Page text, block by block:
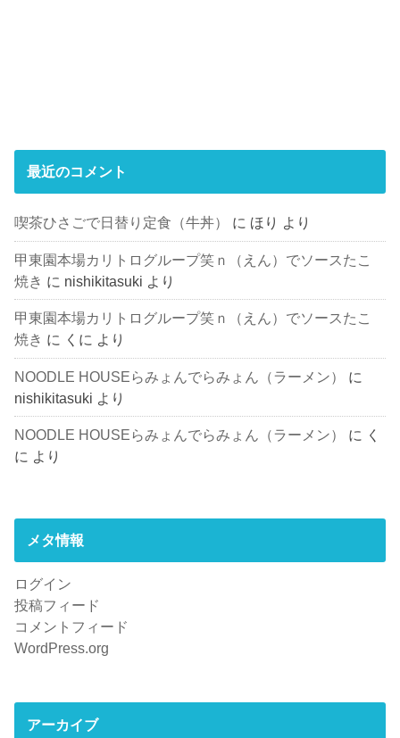
最近のコメント
喫茶ひさごで日替り定食（牛丼） に ほり より
甲東園本場カリトログループ笑ｎ（えん）でソースたこ
焼き に nishikitasuki より
甲東園本場カリトログループ笑ｎ（えん）でソースたこ
焼き に くに より
NOODLE HOUSEらみょんでらみょん（ラーメン）
に
nishikitasuki より
NOODLE HOUSEらみょんでらみょん（ラーメン） に く
に より
メタ情報
ログイン
投稿フィード
コメントフィード
WordPress.org
アーカイブ